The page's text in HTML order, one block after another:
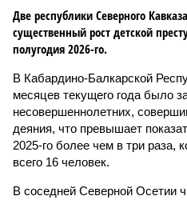
Две республики Северного
существенный рост детской
полугодия 2026-го.
В Кабардино-Балкарской
месяцев текущего года было
несовершеннолетних,
деяния, что превышает
2025-го более чем в три раза,
всего 16 человек.
В соседней Северной Осетии